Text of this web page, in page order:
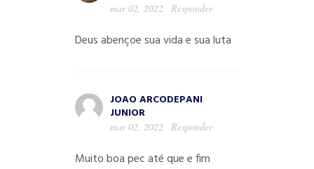
mar 02, 2022 Responder
Deus abençoe sua vida e sua luta
JOAO ARCODEPANI
JUNIOR
mar 02, 2022 Responder
Muito boa pec até que e fim